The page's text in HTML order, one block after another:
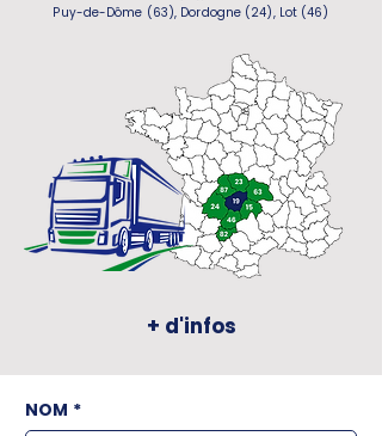
Puy-de-Dôme (63), Dordogne (24), Lot (46)
+ d'infos
NOM *